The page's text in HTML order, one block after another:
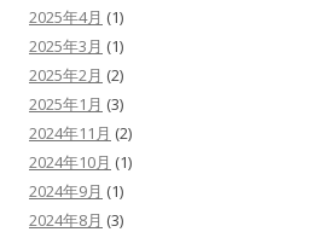
2025年4月 (1)
2025年3月 (1)
2025年2月 (2)
2025年1月 (3)
2024年11月 (2)
2024年10月 (1)
2024年9月 (1)
2024年8月 (3)